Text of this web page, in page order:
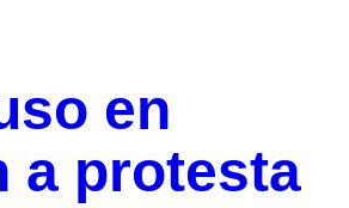
en
a protesta